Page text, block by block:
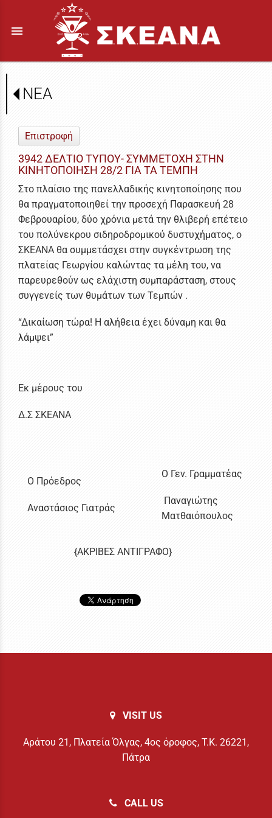
menu
ΝΕΑ
Επιστροφή
3942 ΔΕΛΤΙΟ ΤΥΠΟΥ- ΣΥΜΜΕΤΟΧΗ ΣΤΗΝ
ΚΙΝΗΤΟΠΟΙΗΣΗ 28/2 ΓΙΑ ΤΑ ΤΕΜΠΗ
Στο πλαίσιο της πανελλαδικής κινητοποίησης που
θα πραγματοποιηθεί την προσεχή Παρασκευή 28
Φεβρουαρίου, δύο χρόνια μετά την θλιβερή επέτειο
του πολύνεκρου σιδηροδρομικού δυστυχήματος, ο
ΣΚΕΑΝΑ θα συμμετάσχει στην συγκέντρωση της
πλατείας Γεωργίου καλώντας τα μέλη του, να
παρευρεθούν ως ελάχιστη συμπαράσταση, στους
συγγενείς των θυμάτων των Τεμπών .
“Δικαίωση τώρα! Η αλήθεια έχει δύναμη και θα
λάμψει”
Εκ μέρους του
Δ.Σ ΣΚΕΑΝΑ
Ο Πρόεδρος
Αναστάσιος Γιατράς
Ο Γεν. Γραμματέας
Παναγιώτης
Ματθαιόπουλος
{ΑΚΡΙΒΕΣ ΑΝΤΙΓΡΑΦΟ}
VISIT US
Αράτου 21, Πλατεία Όλγας, 4ος όροφος, Τ.Κ. 26221,
Πάτρα
CALL US